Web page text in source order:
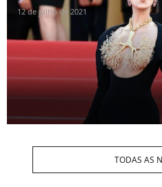
12 de julho de 2021
TODAS AS